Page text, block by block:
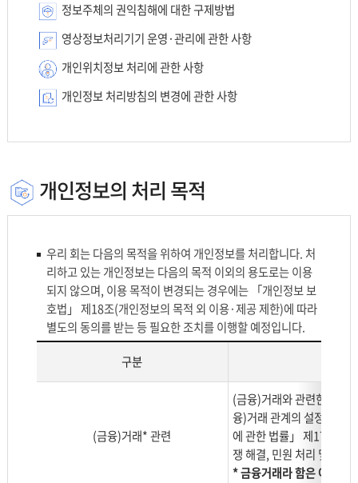
정보주체의 권익침해에 대한 구제방법
영상정보처리기기 운영·관리에 관한 사항
개인위치정보 처리에 관한 사항
개인정보 처리방침의 변경에 관한 사항
개인정보의 처리 목적
우리 회는 다음의 목적을 위하여 개인정보를 처리합니다. 처
리하고 있는 개인정보는 다음의 목적 이외의 용도로는 이용
되지 않으며, 이용 목적이 변경되는 경우에는 「개인정보 보
호법」 제18조(개인정보의 목적 외 이용·제공 제한)에 따라
별도의 동의를 받는 등 필요한 조치를 이행할 예정입니다.
구분
(금융)거래* 관련
(금융)거래와 관련한 신용
융)거래 관계의 설정 여부
에 관한 법률」 제17조(적
쟁 해결, 민원 처리 및 법
* 금융거래라 함은 여·수